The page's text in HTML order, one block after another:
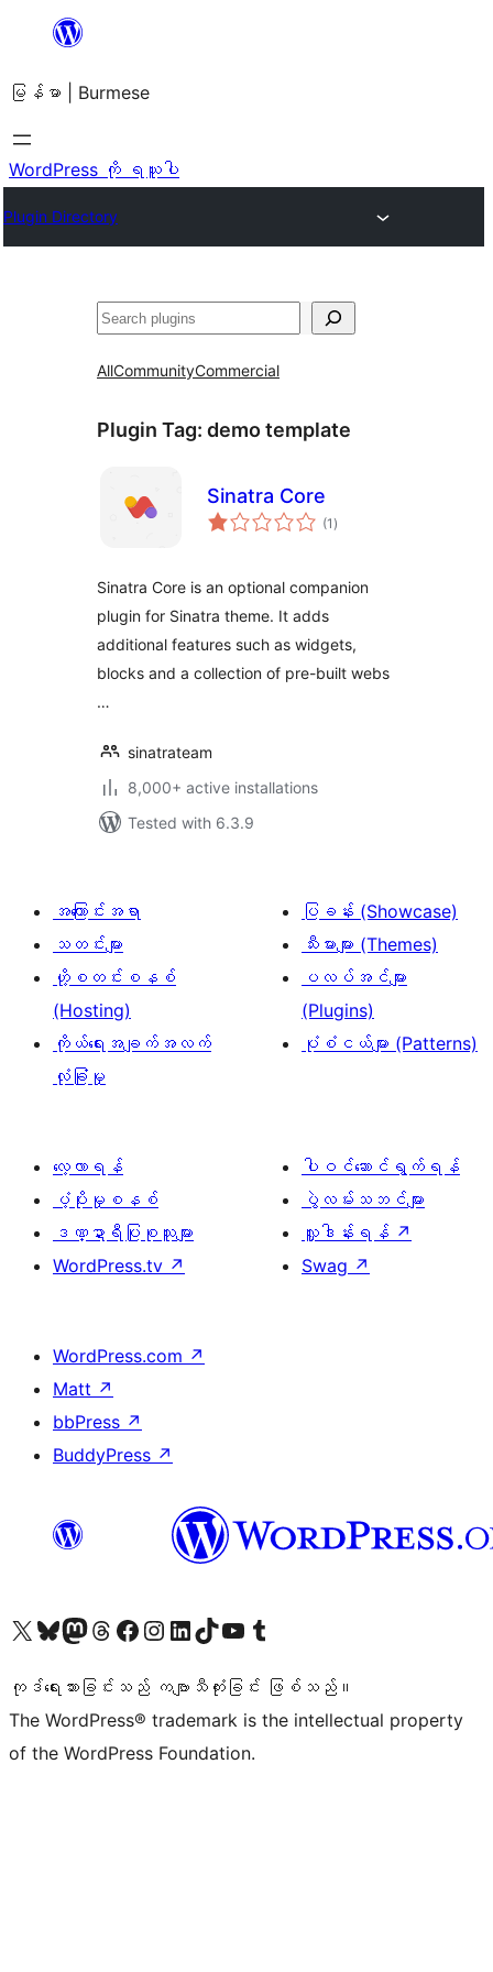
အကြောင်းအရာ
ကျော်သွား
ရန်
မြန်မာ | Burmese
WordPress ကို ရယူပါ
Plugin Directory
ရှာ
AllCommunityCommercial
Plugin Tag: demo template
Sinatra Core
(1 total
ratings
)
Sinatra Core is an optional companion
plugin for Sinatra theme. It adds
additional features such as widgets,
blocks and a collection of pre-built webs
…
sinatrateam
8,000+ active installations
Tested with 6.3.9
အကြောင်းအရာ
သတင်းများ
ဟို့စတင်းစနစ်
(Hosting)
ကိုယ်ရေးအချက်အလက်
လုံခြုံမှု
ပြခန်း (Showcase)
သီးမားများ (Themes)
ပလပ်အင်များ
(Plugins)
ပုံစံငယ်များ (Patterns)
လေ့လာရန်
ပံ့ပိုးမှုစနစ်
ဒဏ္ဍာရီပြုစုသူများ
WordPress.tv ↗
ပါဝင်ဆောင်ရွက်ရန်
ပွဲလမ်းသဘင်များ
လှူဒါန်းရန် ↗
Swag ↗
WordPress.com ↗
Matt ↗
bbPress ↗
BuddyPress ↗
ကျွန်ုပ်တို့၏ X (ယခင် Twitter) အကောင့်သို့ သွားရောက်ကြည့်ရှုပါကျွန်ုပ်တို့၏ Bluesky အကောင့်သို့ ဝင်ရောက်ကြည့်ရှုရန်
ကျွန်ုပ်တို့၏ Mastodon အကောင့်သို့ သွားရောက်ကြည့်ရှုပါကျွန်ုပ်တို့၏ Threads အကောင့်သို့ ဝင်ရောက်ကြည့်ရှုရန်
ကျွန်ုပ်တို့၏ Facebook စာမျက်နှာသို့ သွားရောက်ကြည့်ရှုပါကျွန်ုပ်တို့၏ Instagram အကောင့်သို့ သွားရောက်ကြည့်ရှုပါ ကျွန်ုပ်တို့၏ LinkedIn အကောင့်သို့ သွားရောက်ကြည့်ရှုပါကျွန်ုပ်တို့၏ TikTok အကောင့်သို့ ဝင်ရောက်ကြည့်ရှုရန်
ကျွန်ုပ်တို့၏ YouTube ချန်နယ်သို့ သွားရောက်ကြည့်ရှုပါ ကျွန်ုပ်တို့၏ Tumblr အကောင့်သို့ ဝင်ရောက်ကြည့်ရှုရန်
ကုဒ်ရေးသားခြင်းသည် ကဗျာသီကုံးခြင်း ဖြစ်သည်။
The WordPress® trademark is the intellectual property
of the WordPress Foundation.